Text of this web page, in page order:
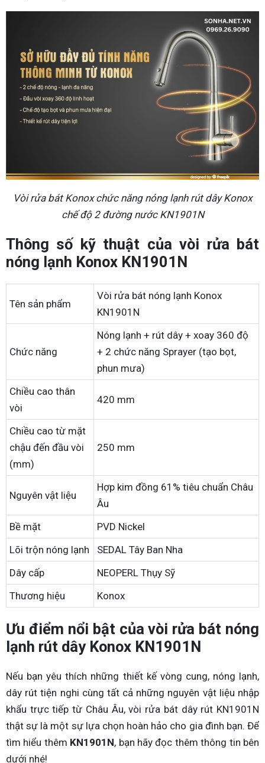
Vòi rửa bát Konox chức năng nóng lạnh rút dây Konox
chế độ 2 đường nước KN1901N
Thông số kỹ thuật của vòi rửa bát
nóng lạnh Konox KN1901N
Tên sản phẩm
Vòi rửa bát nóng lạnh Konox
KN1901N
Chức năng
Nóng lạnh + rút dây + xoay 360 độ
+ 2 chức năng Sprayer (tạo bọt,
phun mưa)
Chiều cao thân
vòi
420 mm
Chiều cao từ mặt
chậu đến đầu vòi
(mm)
250 mm
Nguyên vật liệu
Hợp kim đồng 61% tiêu chuẩn Châu
Âu
Bề mặt
PVD Nickel
Lõi trộn nóng lạnh
SEDAL Tây Ban Nha
Dây cấp
NEOPERL Thụy Sỹ
Thương hiệu
Konox
Ưu điểm nổi bật của vòi rửa bát nóng
lạnh rút dây Konox KN1901N
Nếu bạn yêu thích những thiết kế vòng cung, nóng lạnh,
dây rút tiện nghi cùng tất cả những nguyên vật liệu nhập
khẩu trực tiếp từ Châu Âu, vòi rửa bát dây rút KN1901N
thật sự là một sự lựa chọn hoàn hảo cho gia đình bạn. Để
tìm hiểu thêm KN1901N, bạn hãy đọc thêm thông tin bên
dưới nhé!